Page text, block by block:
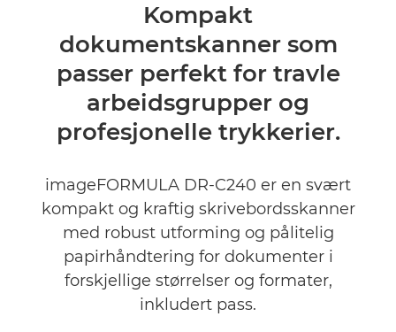
Spesifikasjoner
Kompakt
dokumentskanner som
passer perfekt for travle
arbeidsgrupper og
profesjonelle trykkerier.
imageFORMULA DR-C240 er en svært
kompakt og kraftig skrivebordsskanner
med robust utforming og pålitelig
papirhåndtering for dokumenter i
forskjellige størrelser og formater,
inkludert pass.